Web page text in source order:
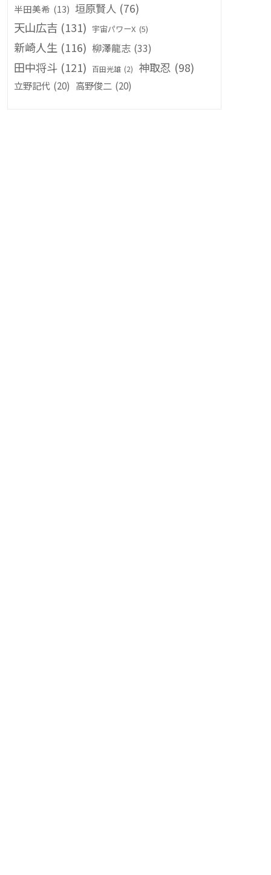
半田美希 (13) 垣原賢人 (76)
天山広吉 (131) 宇宙パワーX (5)
新崎人生 (116) 柳澤龍志 (33)
田中将斗 (121) 百田光雄 (2) 神取忍 (98)
立野記代 (20) 高野俊二 (20)